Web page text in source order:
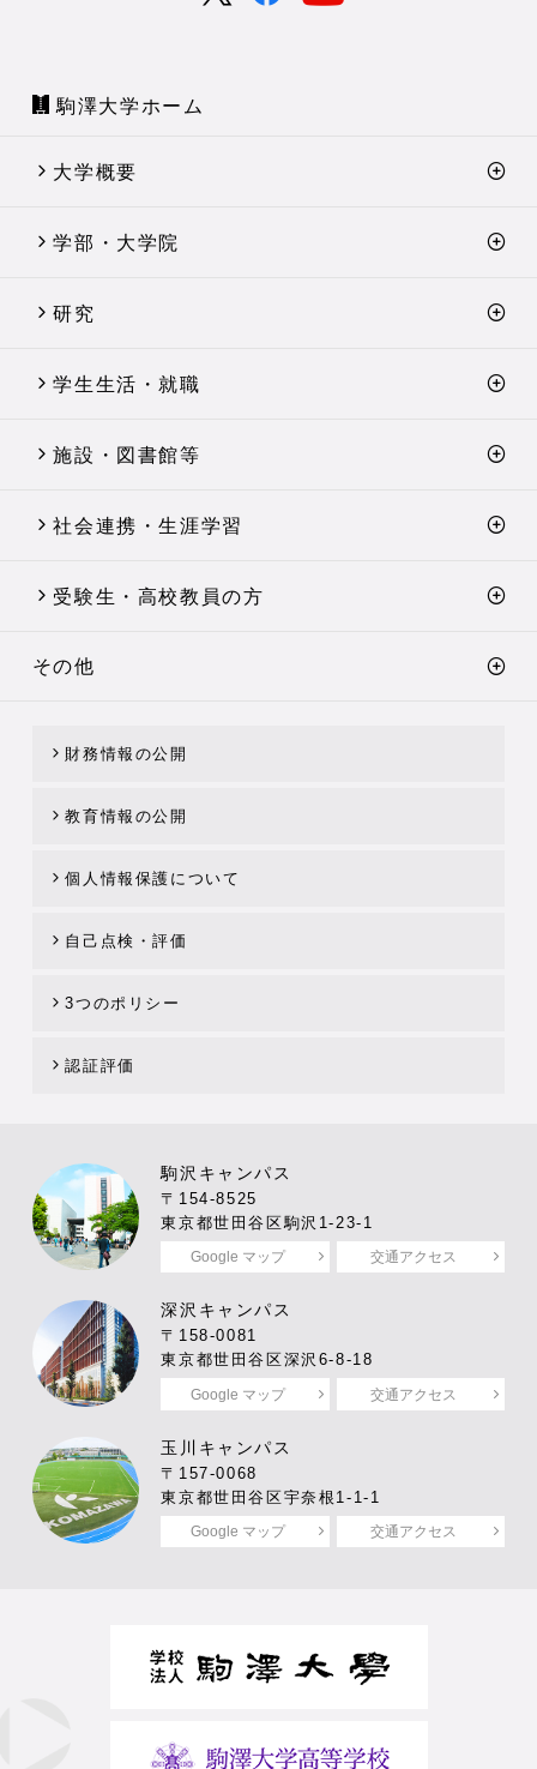
駒澤大学ホーム
大学概要
学部・大学院
研究
学生生活・就職
施設・図書館等
社会連携・生涯学習
受験生・高校教員の方
その他
財務情報の公開
教育情報の公開
個人情報保護について
自己点検・評価
3つのポリシー
認証評価
駒沢キャンパス
〒154-8525
東京都世田谷区駒沢1-23-1
Google マップ 交通アクセス
深沢キャンパス
〒158-0081
東京都世田谷区深沢6-8-18
Google マップ 交通アクセス
玉川キャンパス
〒157-0068
東京都世田谷区宇奈根1-1-1
Google マップ 交通アクセス